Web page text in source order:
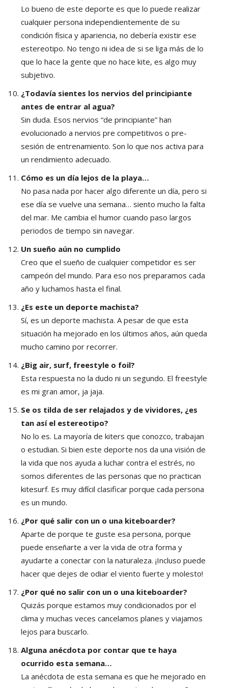
Lo bueno de este deporte es que lo puede realizar
cualquier persona independientemente de su
condición física y apariencia, no debería existir ese
estereotipo. No tengo ni idea de si se liga más de lo
que lo hace la gente que no hace kite, es algo muy
subjetivo.
¿Todavía sientes los nervios del principiante
antes de entrar al agua?
Sin duda. Esos nervios “de principiante” han
evolucionado a nervios pre competitivos o pre-
sesión de entrenamiento. Son lo que nos activa para
un rendimiento adecuado.
Cómo es un día lejos de la playa…
No pasa nada por hacer algo diferente un día, pero si
ese día se vuelve una semana… siento mucho la falta
del mar. Me cambia el humor cuando paso largos
periodos de tiempo sin navegar.
Un sueño aún no cumplido
Creo que el sueño de cualquier competidor es ser
campeón del mundo. Para eso nos preparamos cada
año y luchamos hasta el final.
¿Es este un deporte machista?
Sí, es un deporte machista. A pesar de que esta
situación ha mejorado en los últimos años, aún queda
mucho camino por recorrer.
¿Big air, surf, freestyle o foil?
Esta respuesta no la dudo ni un segundo. El freestyle
es mi gran amor, ja jaja.
Se os tilda de ser relajados y de vividores, ¿es
tan así el estereotipo?
No lo es. La mayoría de kiters que conozco, trabajan
o estudian. Si bien este deporte nos da una visión de
la vida que nos ayuda a luchar contra el estrés, no
somos diferentes de las personas que no practican
kitesurf. Es muy difícil clasificar porque cada persona
es un mundo.
¿Por qué salir con un o una kiteboarder?
Aparte de porque te guste esa persona, porque
puede enseñarte a ver la vida de otra forma y
ayudarte a conectar con la naturaleza. ¡Incluso puede
hacer que dejes de odiar el viento fuerte y molesto!
¿Por qué no salir con un o una kiteboarder?
Quizás porque estamos muy condicionados por el
clima y muchas veces cancelamos planes y viajamos
lejos para buscarlo.
Alguna anécdota por contar que te haya
ocurrido esta semana…
La anécdota de esta semana es que he mejorado en